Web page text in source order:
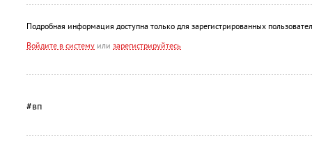
Подробная информация доступна только для зарегистрированных
Войдите в систему или зарегистрируйтесь
#вп